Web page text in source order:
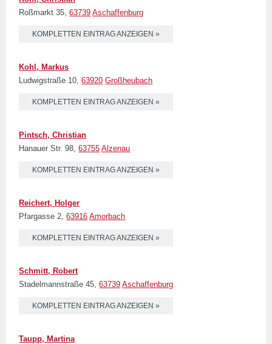
Roßmarkt 35,63739 Aschaffenburg
KOMPLETTEN EINTRAG ANZEIGEN »
Kohl, Markus
Ludwigstraße 10,63920 Großheubach
KOMPLETTEN EINTRAG ANZEIGEN »
Pintsch, Christian
Hanauer Str. 98,63755 Alzenau
KOMPLETTEN EINTRAG ANZEIGEN »
Reichert, Holger
Pfargasse 2,63916 Amorbach
KOMPLETTEN EINTRAG ANZEIGEN »
Schmitt, Robert
Stadelmannstraße 45,63739 Aschaffenburg
KOMPLETTEN EINTRAG ANZEIGEN »
Taupp, Martina